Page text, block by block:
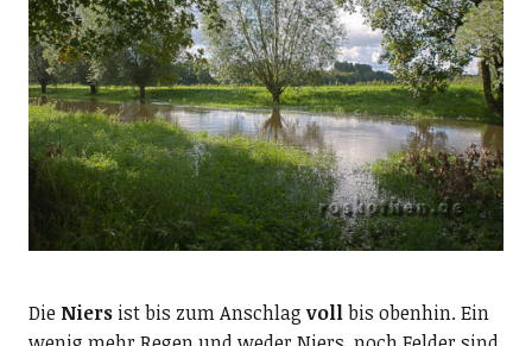
Die Niers ist bis zum Anschlagvollbis obenhin. Ein